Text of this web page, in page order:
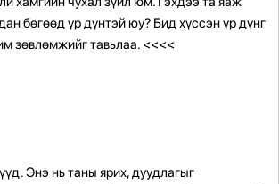
бөгөөд үр дүнтэй юу? Бид хүссэн үр дүнг
зөвлөмжийг тавьлаа. <<<<
Энэ нь таны ярих, дуудлагыг